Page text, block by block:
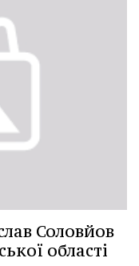
Соловйов
області